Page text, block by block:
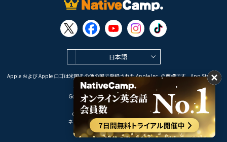
日本語
Apple および Apple ロゴは米国その他の国で登録された Apple Inc. の商標です。App Store は
Apple Inc. のサービスマークです。
Google Play は Google LLC の商標です。
Copyright © 2026 オンライン英会話
ネイティブキャンプ All Rights Reserved.